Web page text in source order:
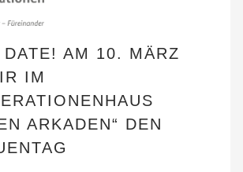
DATE! AM 10. MÄRZ
IM
ARKADEN“ DEN